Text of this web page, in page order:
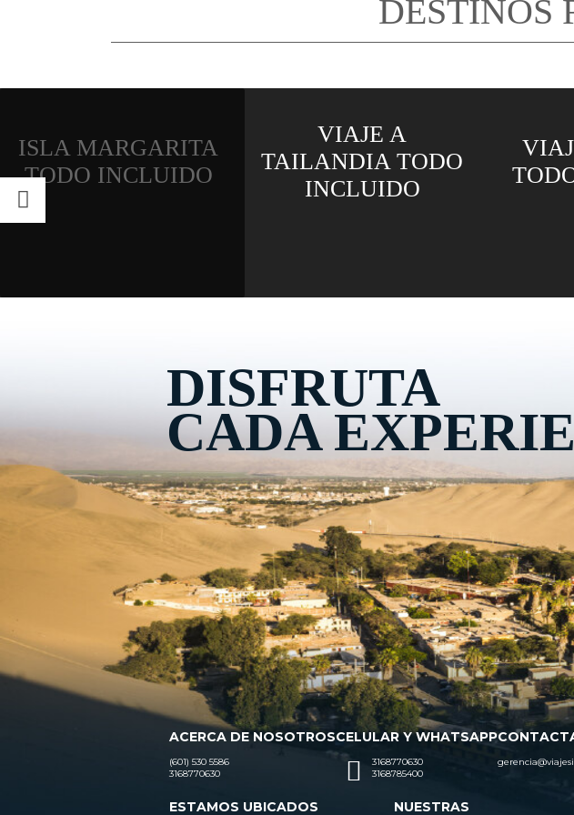
DESTINOS
VIAJE A
TAILANDIA TODO
INCLUIDO
VIAJE A JAPÓN
TODO INCLUIDO
DE
DISFRUTA
CADA
ACERCA DE NOSOTROS
(601) 530 5586
3168770630
CELULAR Y WHATSAPP
3168770630
3168785400
ESTAMOS UBICADOS NUESTRAS